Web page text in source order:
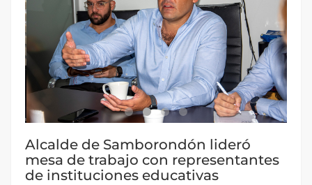
Alcalde de Samborondón lideró
mesa de trabajo con representantes
de instituciones educativas